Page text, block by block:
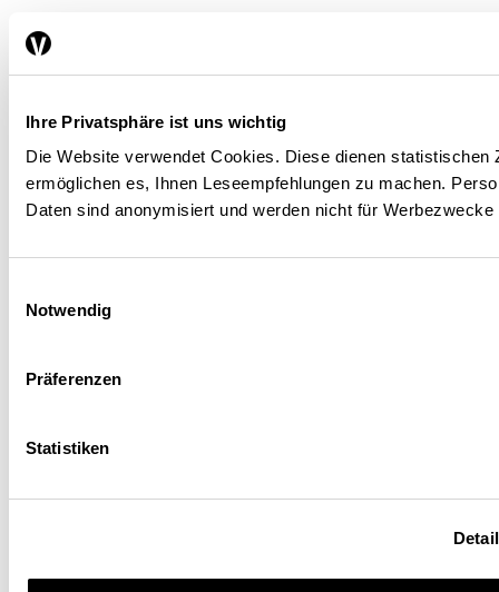
Ihre Privatsphäre ist uns wichtig
Die Website verwendet Cookies. Diese dienen statistischen
ermöglichen es, Ihnen Leseempfehlungen zu machen.
Daten sind anonymisiert und werden nicht für Werbezwecke
Notwendig
Präferenzen
Statistiken
Qui sont les bénéficiaires des
subventions fédérales?
FINANCE / FISCALITÉ FISCALITÉ MONNAIE